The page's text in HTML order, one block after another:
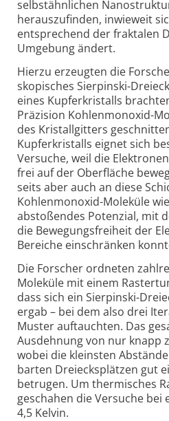
selbst­ähnlichen
heraus­zufinden, inwieweit
entsprechend der fraktalen
Umgebung ändert.
Hierzu erzeugten die
skopisches Sierpinski-
eines Kupferkristalls
Präzision Kohlen­monoxid-
des Kristall­gitters
Kupfer­kristalls eignet sich
Versuche, weil die
frei auf der Oberfläche
seits aber auch an diese
Kohlen­monoxid-Moleküle
abstoßendes Poten­zial, mit
die Bewegungs­freiheit der
Bereiche ein­schränken
Die Forscher ordneten
Moleküle mit einem
dass sich ein Sierpinski-
ergab – bei dem also drei
Muster auftauchten. Das
Ausdehnung von nur knapp
wobei die kleinsten
barten Dreiecks­plätzen gut
betrugen. Um ther­misches
geschahen die Versuche
4,5 Kelvin.